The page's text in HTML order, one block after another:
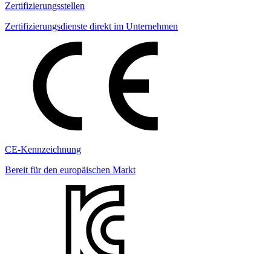
Zertifizierungsstellen
Zertifizierungsdienste direkt im Unternehmen
CE-Kennzeichnung
Bereit für den europäischen Markt